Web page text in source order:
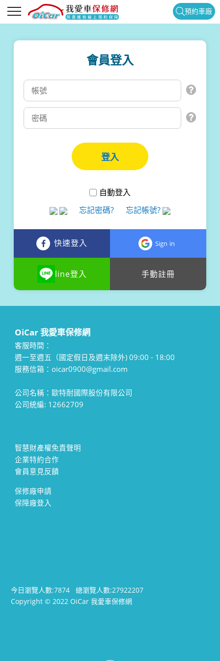
預約車廠
會員登入
自動登入
忘記密碼?
忘記帳號?
快速登入 Sign in
line登入 手動註冊
OiCar 我愛車保修網
客服時間：
週一至週五（國定假日及週末除外) 09:00 - 18:00
服務信箱：oicar0900@gmail.com
公司名稱：歐特耐國際股份有限公司
公司統編: 12662709
智慧財產權免責聲明
企業特約合作
會員意見反饋
保修廠申請
保障廠登入
今日瀏覽人數:7874總瀏覽人數:27922207
Copyright © 2022 OiCar 我愛車保修網